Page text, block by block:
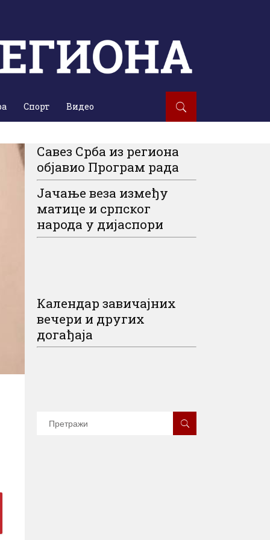
Спорт Видео
Савез Срба из региона
објавио Програм рада
Јачање веза између
матице и српског
народа у дијаспори
Календар завичајних
вечери и других
догађаја